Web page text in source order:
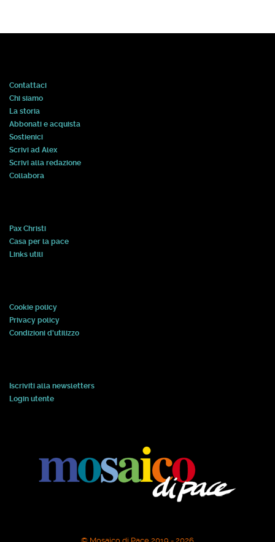
Contattaci
Chi siamo
La storia
Abbonati e acquista
Sostienici
Scrivi ad Alex
Scrivi alla redazione
Collabora
Pax Christi
Casa per la pace
Links utili
Cookie policy
Privacy policy
Condizioni d'utilizzo
Iscriviti alla newsletters
Login utente